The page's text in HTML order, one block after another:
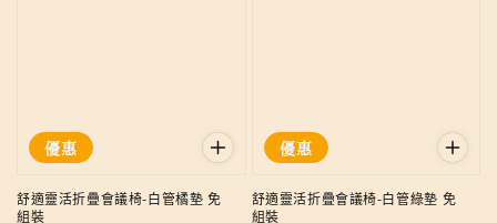
優惠
舒適靈活折疊會議椅-白管橘墊 免
組裝
優惠
舒適靈活折疊會議椅-白管綠墊 免
組裝